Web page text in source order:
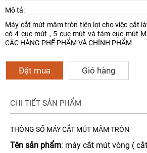
Mô tả:
Máy cắt mút mâm tròn tiện lợi cho việc cắt
có 4 cục mút , 5 cục mút và tám cục mút
CÁC HÀNG PHẾ PHẨM VÀ CHÍNH PHẨM
Đặt mua Giỏ hàng
CHI TIẾT SẢN PHẨM
THÔNG SỐ MÁY CẮT MÚT MÂM TRÒN
Tên sản phẩm: máy cắt mút vòng (